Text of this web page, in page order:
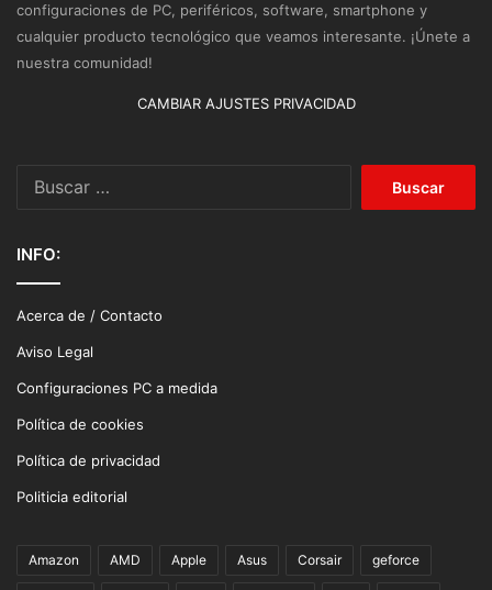
configuraciones de PC, periféricos, software, smartphone y
cualquier producto tecnológico que veamos interesante. ¡Únete a
nuestra comunidad!
CAMBIAR AJUSTES PRIVACIDAD
INFO:
Acerca de / Contacto
Aviso Legal
Configuraciones PC a medida
Política de cookies
Política de privacidad
Politicia editorial
Amazon AMD Apple Asus Corsair geforce